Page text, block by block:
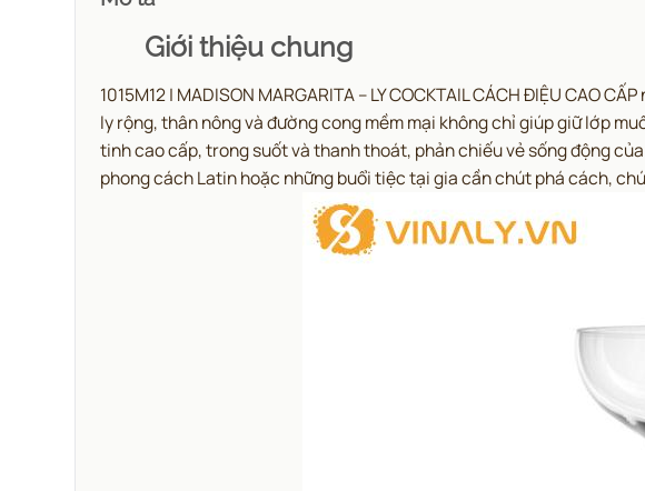
Giới thiệu chung
1015M12 | MADISON MARGARITA – LY COCKTAIL CÁCH ĐIỆU
ly rộng, thân nông và đường cong mềm mại không chỉ giúp giữ lớp
tinh cao cấp, trong suốt và thanh thoát, phản chiếu vẻ sống động
phong cách Latin hoặc những buổi tiệc tại gia cần chút phá cách,